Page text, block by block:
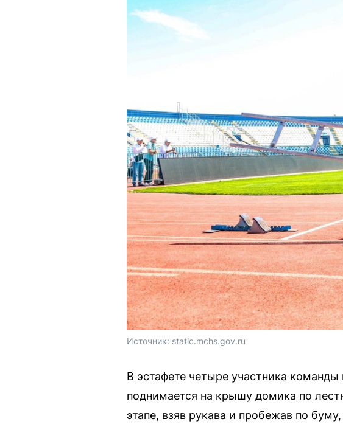
Источник: static.mchs.gov.ru
В эстафете четыре участника
поднимается на крышу домика по
этапе, взяв рукава и пробежав по